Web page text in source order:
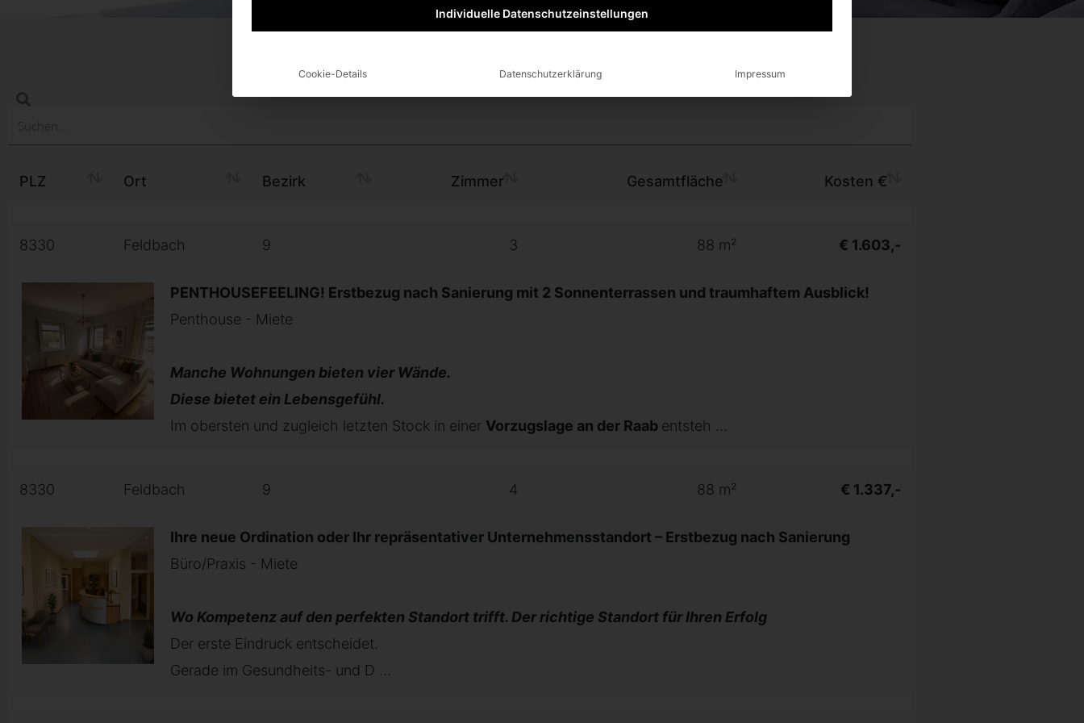
PLZ Ort Bezirk Zimmer Gesamtfläche Kosten €
8330 Feldbach 9 3 88 m² € 1.603,-
PENTHOUSEFEELING! Erstbezug nach Sanierung mit 2 Sonnenterrassen und traumhaftem Ausblick!
Penthouse - Miete
Manche Wohnungen bieten vier Wände.
Diese bietet ein Lebensgefühl.
Im obersten und zugleich letzten Stock in einer Vorzugslage an der Raab entsteh ...
8330 Feldbach 9 4 88 m² € 1.337,-
Ihre neue Ordination oder Ihr repräsentativer Unternehmensstandort – Erstbezug nach Sanierung
Büro/Praxis - Miete
Wo Kompetenz auf den perfekten Standort trifft. Der richtige Standort für Ihren Erfolg
Der erste Eindruck entscheidet.
Gerade im Gesundheits- und D ...
Individuelle Datenschutzeinstellungen
Cookie-Details Datenschutzerklärung Impressum